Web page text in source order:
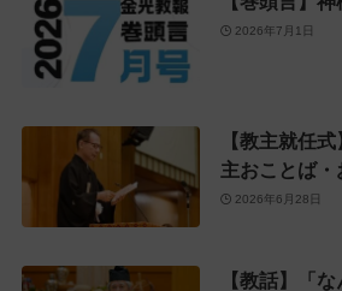
2026年7月1日
【教主就任
主おことば
2026年6月28日
【教話】「